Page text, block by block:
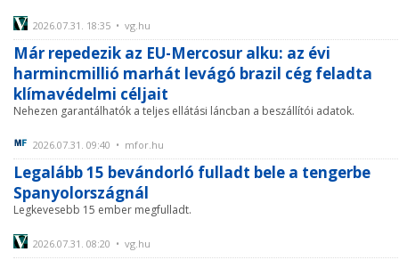
2026.07.31. 18:35 • vg.hu
Már repedezik az EU-Mercosur alku: az évi
harmincmillió marhát levágó brazil cég feladta
klímavédelmi céljait
Nehezen garantálhatók a teljes ellátási láncban a beszállítói adatok.
2026.07.31. 09:40 • mfor.hu
Legalább 15 bevándorló fulladt bele a tengerbe
Spanyolországnál
Legkevesebb 15 ember megfulladt.
2026.07.31. 08:20 • vg.hu